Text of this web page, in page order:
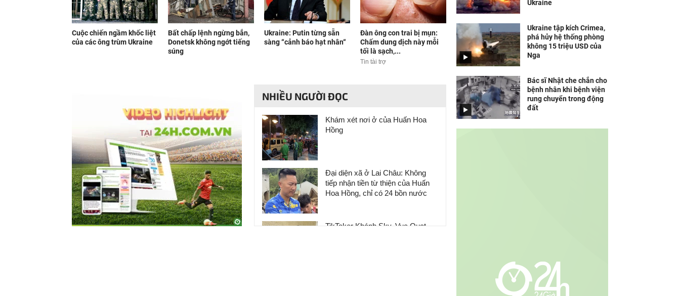
Cuộc chiến ngầm khốc liệt
của các ông trùm Ukraine
Bất chấp lệnh ngừng bắn,
Donetsk không ngớt tiếng
súng
Ukraine: Putin từng sẵn
sàng “cảnh báo hạt nhân“
Đàn ông con trai bị mụn:
Chấm dung dịch này mỗi
tối là sạch,...
Tin tài trợ
NHIỀU NGƯỜI ĐỌC
Khám xét nơi ở của Huấn Hoa
Hồng
Đại diện xã ở Lai Châu: Không
tiếp nhận tiền từ thiện của Huấn
Hoa Hồng, chỉ có 24 bồn nước
TikToker Khánh Sky, Vua Quạt,
Ukraine
Ukraine tập kích Crimea,
phá hủy hệ thống phòng
không 15 triệu USD của
Nga
Bác sĩ Nhật che chắn cho
bệnh nhân khi bệnh viện
rung chuyển trong động
đất